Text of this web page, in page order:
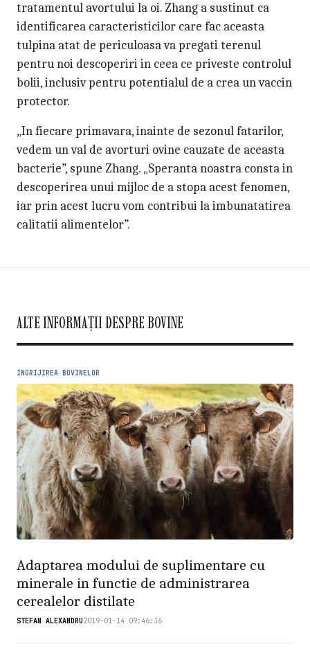
tratamentul avortului la oi. Zhang a sustinut ca
identificarea caracteristicilor care fac aceasta
tulpina atat de periculoasa va pregati terenul
pentru noi descoperiri in ceea ce priveste controlul
bolii, inclusiv pentru potentialul de a crea un vaccin
protector.
„In fiecare primavara, inainte de sezonul fatarilor,
vedem un val de avorturi ovine cauzate de aceasta
bacterie”, spune Zhang. „Speranta noastra consta in
descoperirea unui mijloc de a stopa acest fenomen,
iar prin acest lucru vom contribui la imbunatatirea
calitatii alimentelor”.
ALTE INFORMAȚII DESPRE BOVINE
INGRIJIREA BOVINELOR
Adaptarea modului de suplimentare cu
minerale in functie de administrarea
cerealelor distilate
STEFAN ALEXANDRU2019-01-14 09:46:36